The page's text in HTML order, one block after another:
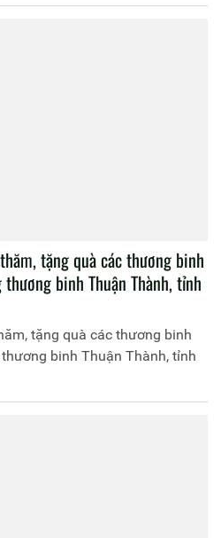
tặng quà các thương binh
binh Thuận Thành, tỉnh
tặng quà các thương binh
binh Thuận Thành, tỉnh